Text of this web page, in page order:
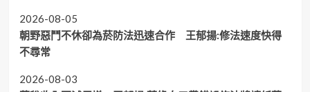
2026-08-05
朝野惡鬥不休卻為菸防法迅速合作 王郁揚:修法速度快得
不尋常
2026-08-03